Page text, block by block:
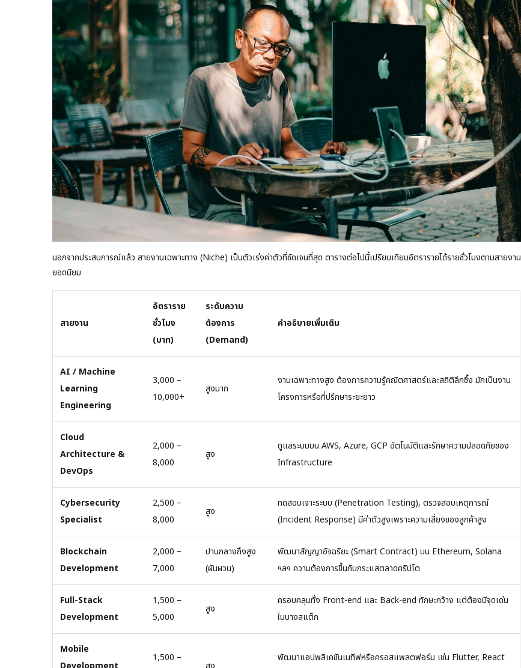
นอกจากประสบการณ์แล้ว สายงานเฉพาะทาง (Niche) เป็นตัวเร่งค่าตัวที่ชัดเจนที่สุด ตารางต่อไปนี้เปรียบเทียบอัตรารายได้รายชั่วโมงตามสายงาน
ยอดนิยม
สายงาน
อัตราราย
ชั่วโมง
(บาท)
ระดับความ
ต้องการ
(Demand)
คำอธิบายเพิ่มเติม
AI / Machine
Learning
Engineering
3,000 –
10,000+
สูงมาก
งานเฉพาะทางสูง ต้องการความรู้คณิตศาสตร์และสถิติลึกซึ้ง มักเป็นงาน
โครงการหรือที่ปรึกษาระยะยาว
Cloud
Architecture &
DevOps
2,000 –
8,000
สูง
ดูแลระบบบน AWS, Azure, GCP อัตโนมัติและรักษาความปลอดภัยของ
Infrastructure
Cybersecurity
Specialist
2,500 –
8,000
สูง
ทดสอบเจาะระบบ (Penetration Testing), ตรวจสอบเหตุการณ์
(Incident Response) มีค่าตัวสูงเพราะความเสี่ยงของลูกค้าสูง
Blockchain
Development
2,000 –
7,000
ปานกลางถึงสูง
(ผันผวน)
พัฒนาสัญญาอัจฉริยะ (Smart Contract) บน Ethereum, Solana
ฯลฯ ความต้องการขึ้นกับกระแสตลาดคริปโต
Full-Stack
Development
1,500 –
5,000
สูง
ครอบคลุมทั้ง Front-end และ Back-end ทักษะกว้าง แต่ต้องมีจุดเด่น
ในบางสแต็ก
Mobile
1,500 –
พัฒนาแอปพลิเคชันเนทีฟหรือครอสแพลตฟอร์ม เช่น Flutter, React